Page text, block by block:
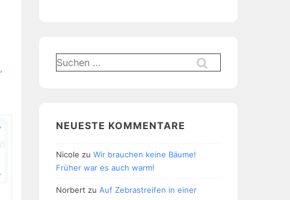
,
Suchen
nach:
NEUESTE KOMMENTARE
Nicole zu Wir brauchen keine Bäume!
Früher war es auch warm!
Norbert zu Auf Zebrastreifen in einer